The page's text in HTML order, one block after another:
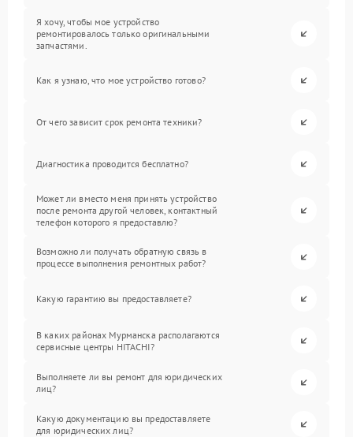
Я хочу, чтобы мое устройство
ремонтировалось только оригинальными
запчастями.
Как я узнаю, что мое устройство готово?
От чего зависит срок ремонта техники?
Диагностика проводится бесплатно?
Может ли вместо меня принять устройство
после ремонта другой человек, контактный
телефон которого я предоставлю?
Возможно ли получать обратную связь в
процессе выполнения ремонтных работ?
Какую гарантию вы предоставляете?
В каких районах Мурманска располагаются
сервисные центры HITACHI?
Выполняете ли вы ремонт для юридических
лиц?
Какую документацию вы предоставляете
для юридических лиц?